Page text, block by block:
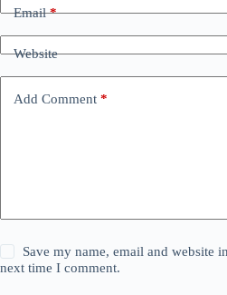
Email*
Website
Add Comment *
Save my name, email and website
next time I comment.